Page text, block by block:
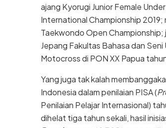
ajang Kyorugi Junior Female
International Championship 2019;
Taekwondo Open Championship;
Jepang Fakultas Bahasa dan
Motocross di PON XX Papua
Yang juga tak kalah
Indonesia dalam penilaian PISA (
Penilaian Pelajar Internasional)
dihelat tiga tahun sekali, hasil